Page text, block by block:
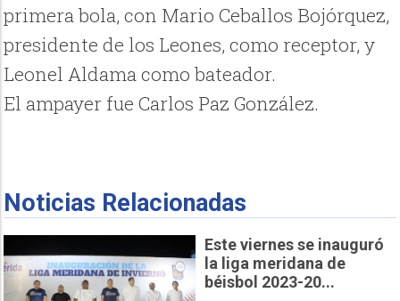
primera bola, con Mario Ceballos Bojórquez,
presidente de los Leones, como receptor, y
Leonel Aldama como bateador.
El ampayer fue Carlos Paz González.
Noticias Relacionadas
Este viernes se inauguró
la liga meridana de
béisbol 2023-20...